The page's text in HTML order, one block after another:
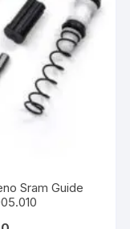
Sram Guide